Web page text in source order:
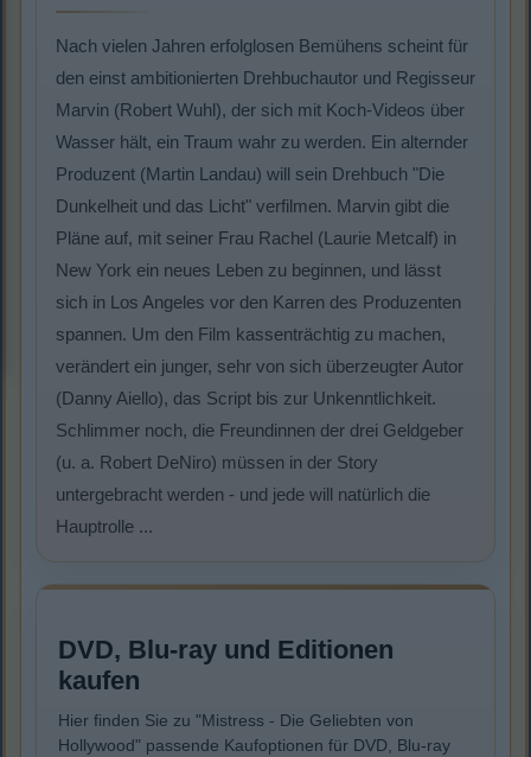
Nach vielen Jahren erfolglosen Bemühens scheint für
den einst ambitionierten Drehbuchautor und Regisseur
Marvin (Robert Wuhl), der sich mit Koch-Videos über
Wasser hält, ein Traum wahr zu werden. Ein alternder
Produzent (Martin Landau) will sein Drehbuch "Die
Dunkelheit und das Licht" verfilmen. Marvin gibt die
Pläne auf, mit seiner Frau Rachel (Laurie Metcalf) in
New York ein neues Leben zu beginnen, und lässt
sich in Los Angeles vor den Karren des Produzenten
spannen. Um den Film kassenträchtig zu machen,
verändert ein junger, sehr von sich überzeugter Autor
(Danny Aiello), das Script bis zur Unkenntlichkeit.
Schlimmer noch, die Freundinnen der drei Geldgeber
(u. a. Robert DeNiro) müssen in der Story
untergebracht werden - und jede will natürlich die
Hauptrolle ...
DVD, Blu-ray und Editionen
kaufen
Hier finden Sie zu "Mistress - Die Geliebten von
Hollywood" passende Kaufoptionen für DVD, Blu-ray